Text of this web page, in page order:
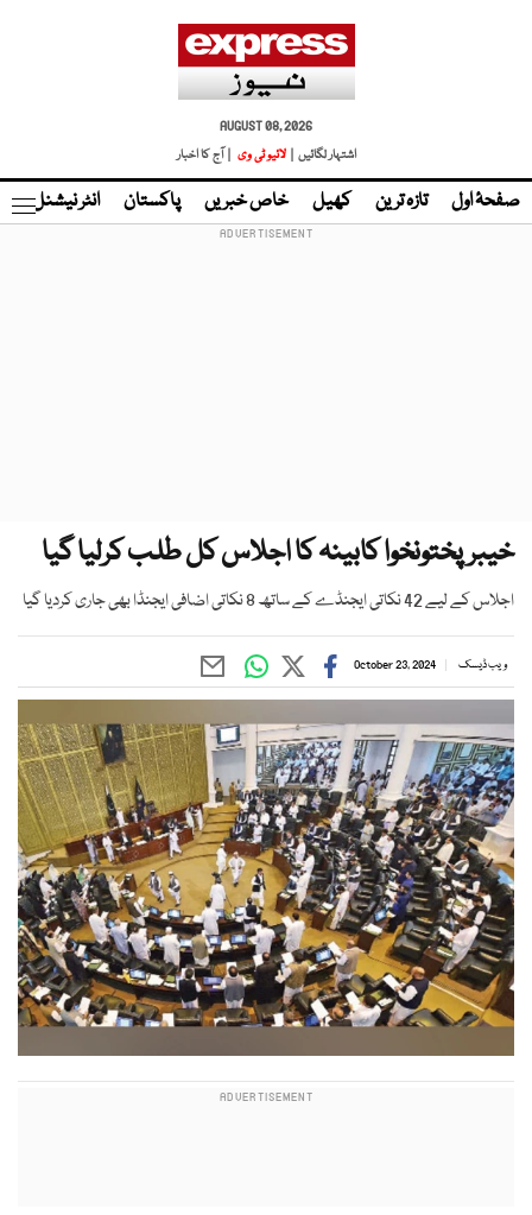
AUGUST 08, 2026
اشتہار لگائیں |
لائیو ٹی وی | آج کا اخبار
صفحۂ اول تازہ ترین کھیل خاص خبریں پاکستان انٹر نیشنل
خیبرپختونخوا کابینہ کا اجلاس کل طلب کرلیا گیا
اجلاس کے لیے 42 نکاتی ایجنڈے کے ساتھ 8 نکاتی اضافی ایجنڈا بھی جاری کردیا گیا
ویب ڈیسک October 23, 2024